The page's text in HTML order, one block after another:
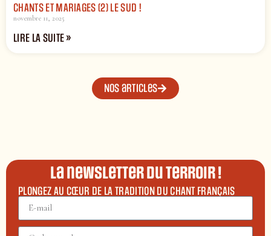
CHANTS ET MARIAGES (2) LE SUD !
novembre 11, 2025
LIRE LA SUITE »
Nos articles
La newsletter du terroir !
PLONGEZ AU CŒUR DE LA TRADITION DU CHANT FRANÇAIS